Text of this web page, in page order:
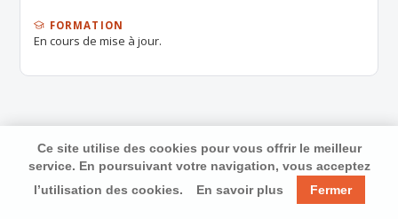
FORMATION
En cours de mise à jour.
Ce site utilise des cookies pour vous offrir le meilleur
service. En poursuivant votre navigation, vous acceptez
l’utilisation des cookies.
En savoir plus Fermer